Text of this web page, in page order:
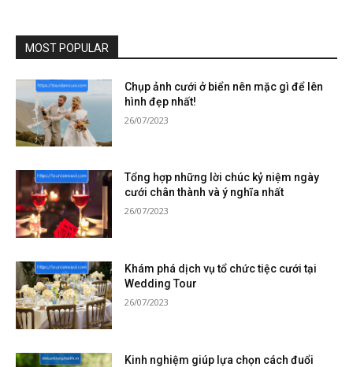
MOST POPULAR
Chụp ảnh cưới ở biển nên mặc gì để lên
hình đẹp nhất!
26/07/2023
Tổng hợp những lời chúc kỷ niệm ngày
cưới chân thành và ý nghĩa nhất
26/07/2023
Khám phá dịch vụ tổ chức tiệc cưới tại
Wedding Tour
26/07/2023
Kinh nghiệm giúp lựa chọn cách đuổi